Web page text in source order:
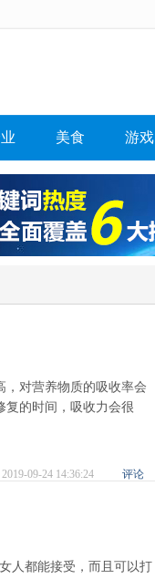
美食 游戏
，对营养物质的吸收率会
复的时间，吸收力会很
2019-09-24 14:36:24 评论
人都能接受，而且可以打